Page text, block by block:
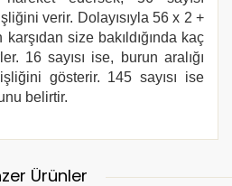
verir. Dolayısıyla 56 x 2 +
size bakıldığında kaç
16 sayısı ise, burun aralığı
gösterir. 145 sayısı ise
belirtir.
Ürünler